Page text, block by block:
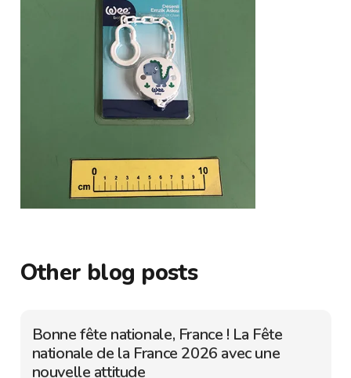
Other blog posts
Bonne fête nationale, France ! La Fête
nationale de la France 2026 avec une
nouvelle attitude